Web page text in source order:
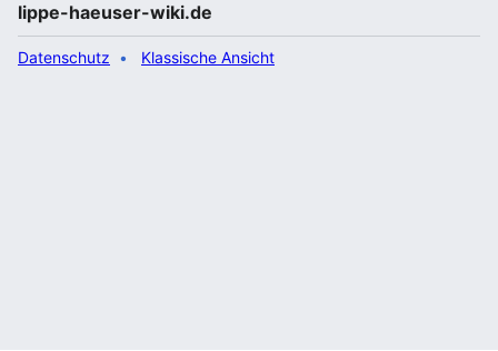
lippe-haeuser-wiki.de
Datenschutz Klassische Ansicht